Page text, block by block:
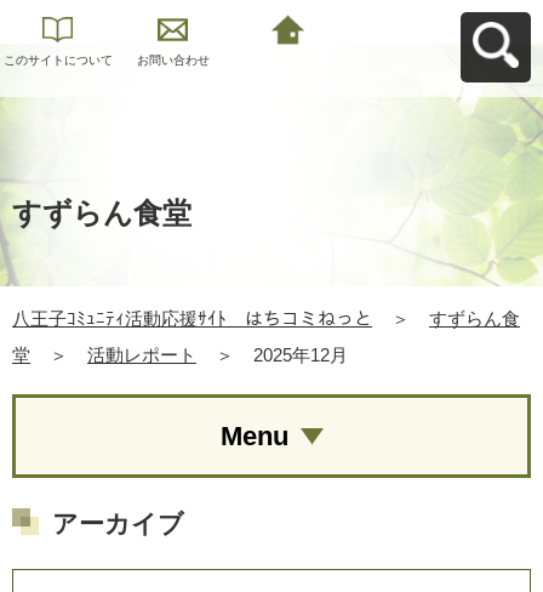
このサイトについて お問い合わせ
すずらん食堂
八王子ｺﾐｭﾆﾃｨ活動応援ｻｲﾄ はちコミねっと ＞
すずらん食
堂
＞ 活動レポート ＞ 2025年12月
Menu
アーカイブ